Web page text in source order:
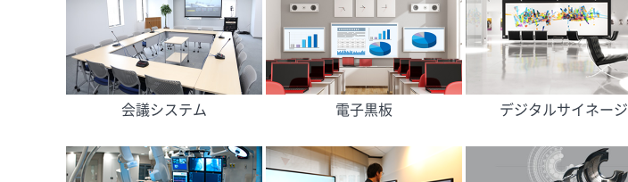
会議システム 電子黒板 デジタルサイネージ